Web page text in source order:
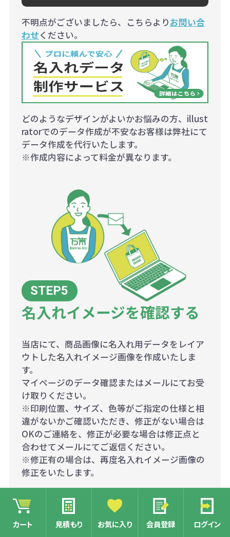
カート 見積もり お気に入り 会員登録 ログイン
不明点がございましたら、こちらよりお問い合
わせください。
どのようなデザインがよいかお悩みの方、illust
ratorでのデータ作成が不安なお客様は弊社にて
データ作成を代行いたします。
※作成内容によって料金が異なります。
名入れイメージを確認する
当店にて、商品画像に名入れ用データをレイア
ウトした名入れイメージ画像を作成いたしま
す。
マイページのデータ確認またはメールにてお受
け取りください。
※印刷位置、サイズ、色等がご指定の仕様と相
違がないかご確認いただき、修正がない場合は
OKのご連絡を、修正が必要な場合は修正点と
合わせてメールにてご返信ください。
※修正有の場合は、再度名入れイメージ画像の
修正をいたします。